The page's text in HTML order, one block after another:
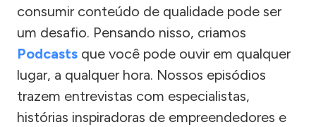
consumir conteúdo de qualidade pode ser
um desafio. Pensando nisso, criamos
Podcasts que você pode ouvir em qualquer
lugar, a qualquer hora. Nossos episódios
trazem entrevistas com especialistas,
histórias inspiradoras de empreendedores e